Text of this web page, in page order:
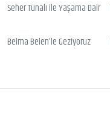
Seher Tunalı ile Yaşama Dair
Belma Belen’le Geziyoruz